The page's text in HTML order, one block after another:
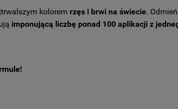
kolorem rzęs i brwi na świecie.
imponującą liczbę ponad 100 aplikacji z